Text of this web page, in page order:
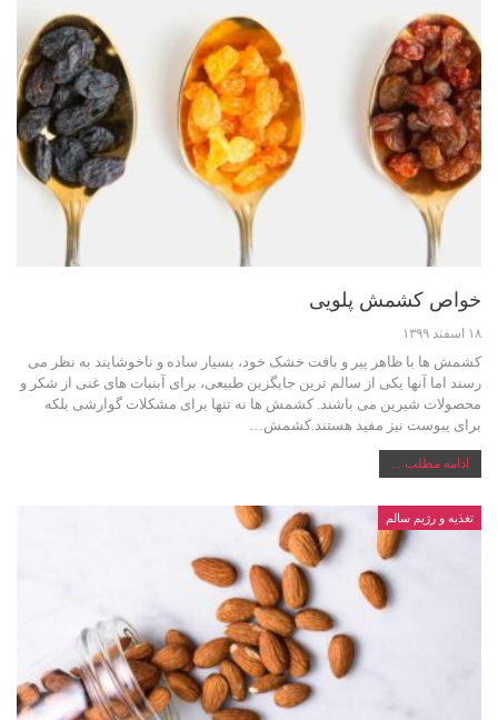
خواص کشمش پلویی
۱۸ اسفند ۱۳۹۹
کشمش ها با ظاهر پیر و بافت خشک خود، بسیار ساده و ناخوشایند به نظر می
رسند اما آنها یکی از سالم ترین جایگزین طبیعی، برای آبنبات های غنی از شکر و
محصولات شیرین می باشند. کشمش ها نه تنها برای مشکلات گوارشی بلکه
برای یبوست نیز مفید هستند.کشمش…
ادامه مطلب ...
تغذیه و رژیم سالم